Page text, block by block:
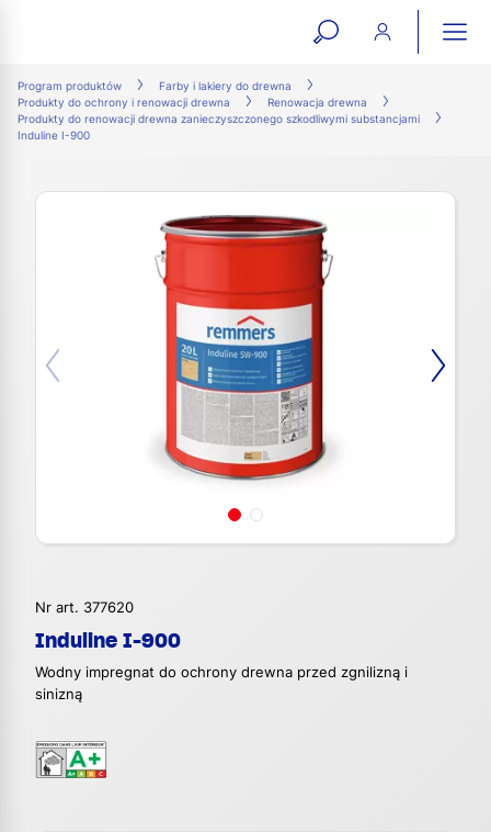
open
form
Program produktów
Farby i lakiery do drewna
Produkty do ochrony i renowacji drewna
Renowacja drewna
Produkty do renowacji drewna zanieczyszczonego szkodliwymi substancjami
Induline I-900
Nr art. 377620
Induline I-900
Wodny impregnat do ochrony drewna przed zgnilizną i
sinizną